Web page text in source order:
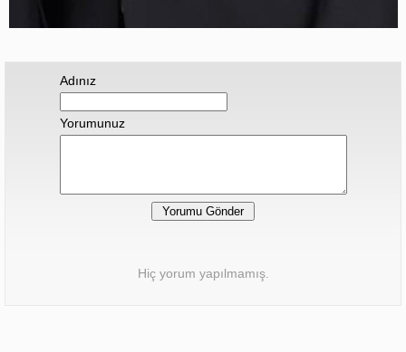
Adınız
Yorumunuz
Hiç yorum yapılmamış.